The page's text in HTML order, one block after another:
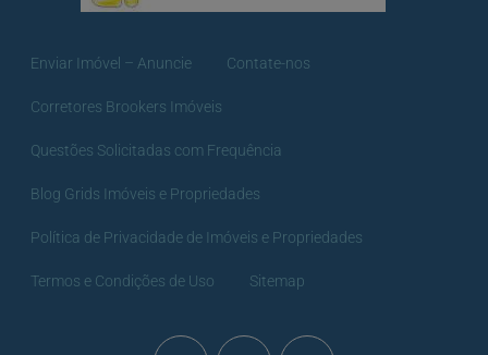
Enviar Imóvel – Anuncie Contate-nos
Corretores Brookers Imóveis
Questões Solicitadas com Frequência
Blog Grids Imóveis e Propriedades
Política de Privacidade de Imóveis e Propriedades
Termos e Condições de Uso Sitemap